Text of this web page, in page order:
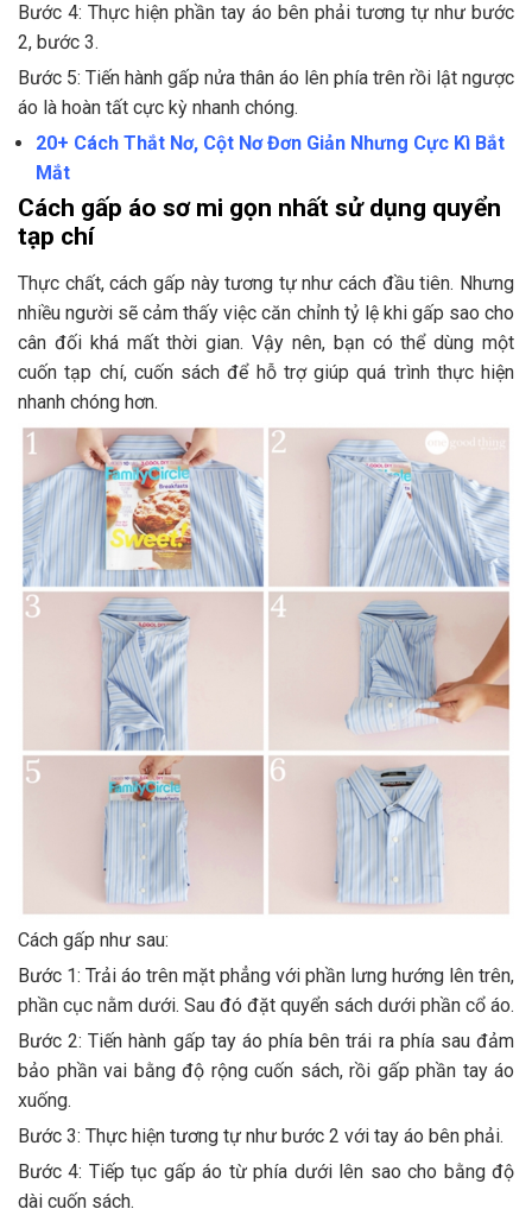
Bước 4: Thực hiện phần tay áo bên phải tương tự như bước
2, bước 3.
Bước 5: Tiến hành gấp nửa thân áo lên phía trên rồi lật ngược
áo là hoàn tất cực kỳ nhanh chóng.
20+ Cách Thắt Nơ, Cột Nơ Đơn Giản Nhưng Cực Kì Bắt
Mắt
Cách gấp áo sơ mi gọn nhất sử dụng quyển
tạp chí
Thực chất, cách gấp này tương tự như cách đầu tiên. Nhưng
nhiều người sẽ cảm thấy việc căn chỉnh tỷ lệ khi gấp sao cho
cân đối khá mất thời gian. Vậy nên, bạn có thể dùng một
cuốn tạp chí, cuốn sách để hỗ trợ giúp quá trình thực hiện
nhanh chóng hơn.
Cách gấp như sau:
Bước 1: Trải áo trên mặt phẳng với phần lưng hướng lên trên,
phần cục nằm dưới. Sau đó đặt quyển sách dưới phần cổ áo.
Bước 2: Tiến hành gấp tay áo phía bên trái ra phía sau đảm
bảo phần vai bằng độ rộng cuốn sách, rồi gấp phần tay áo
xuống.
Bước 3: Thực hiện tương tự như bước 2 với tay áo bên phải.
Bước 4: Tiếp tục gấp áo từ phía dưới lên sao cho bằng độ
dài cuốn sách.